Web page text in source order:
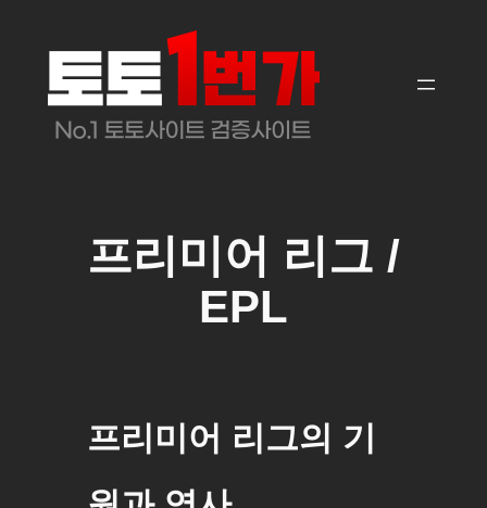
프리미어 리그 /
EPL
프리미어 리그의 기